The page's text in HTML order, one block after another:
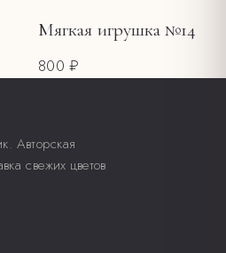
Мягкая игрушка №14
800 ₽
Авторская
свежих цветов